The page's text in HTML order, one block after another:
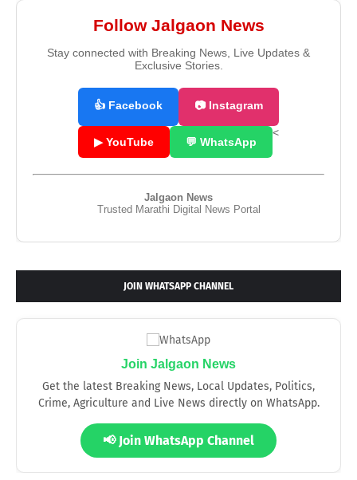
Follow Jalgaon News
Stay connected with Breaking News, Live Updates &
Exclusive Stories.
👍 Facebook 📷 Instagram
▶ YouTube 💬 WhatsApp
<
Jalgaon News
Trusted Marathi Digital News Portal
JOIN WHATSAPP CHANNEL
Join Jalgaon News
Get the latest Breaking News, Local Updates, Politics,
Crime, Agriculture and Live News directly on WhatsApp.
📢 Join WhatsApp Channel